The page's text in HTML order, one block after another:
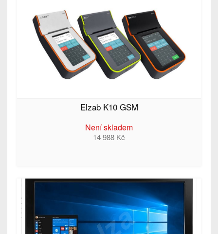
Elzab K10 GSM
Není skladem
14 988 Kč